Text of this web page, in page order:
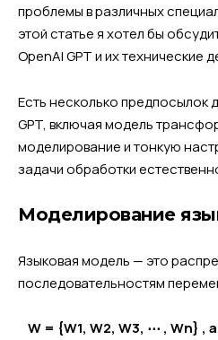
проблемы в различных
этой статье я хотел бы
OpenAI GPT и их технические
Есть несколько предпосылок
GPT, включая модель
моделирование и тонкую
задачи обработки
Моделирование
Языковая модель — это
последовательностям
W = {W1, W2, W3, ⋯ , Wn} ,